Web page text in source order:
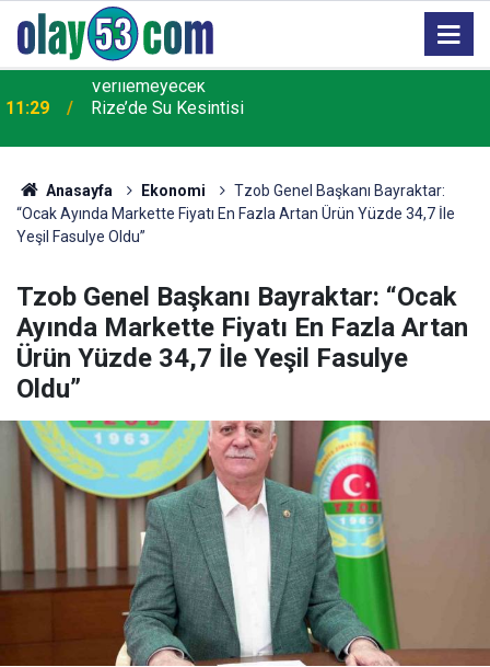
11:29 Rize’de Su Kesintisi
Anasayfa Ekonomi
Tzob Genel Başkanı Bayraktar:
“Ocak Ayında Markette Fiyatı En Fazla Artan Ürün Yüzde 34,7 İle
Yeşil Fasulye Oldu”
Tzob Genel Başkanı Bayraktar: “Ocak
Ayında Markette Fiyatı En Fazla Artan
Ürün Yüzde 34,7 İle Yeşil Fasulye
Oldu”